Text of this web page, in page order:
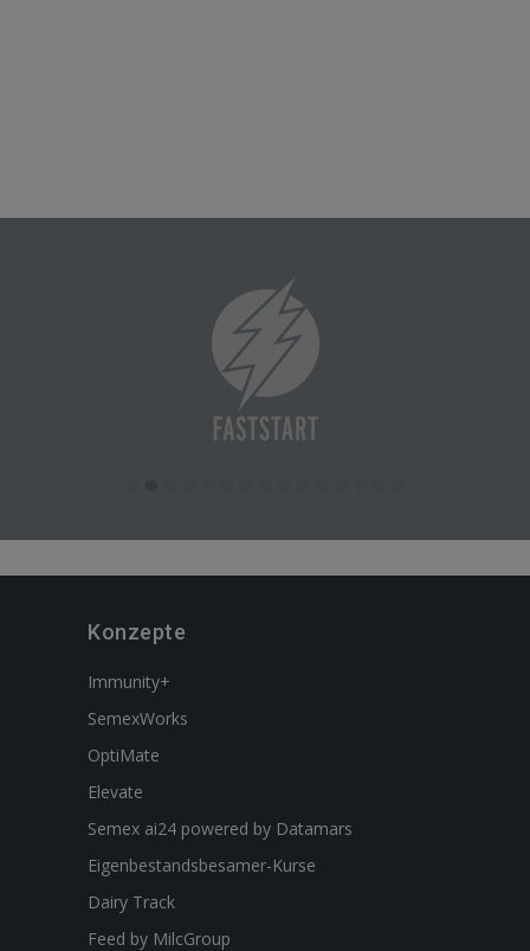
Konzepte
Immunity+
SemexWorks
OptiMate
Elevate
Semex ai24 powered by Datamars
Eigenbestandsbesamer-Kurse
Dairy Track
Feed by MilcGroup